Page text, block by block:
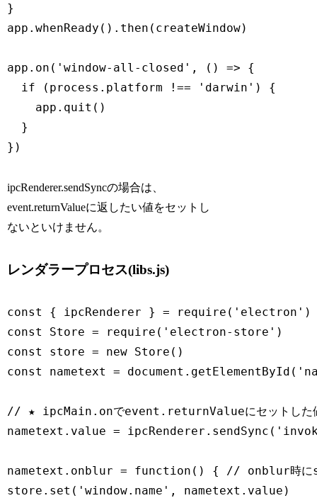
}
app.whenReady().then(createWindow)
app.on('window-all-closed', () => {
  if (process.platform !== 'darwin') {
    app.quit()
  }
})
ipcRenderer.sendSyncの場合は、
event.returnValueに返したい値をセットし
ないといけません。
レンダラープロセス(libs.js)
const { ipcRenderer } = require('electron')
const Store = require('electron-store')
const store = new Store()
const nametext =
// ★ ipcMain.onでevent.returnValueにセットした
nametext.value =
nametext.onblur = function() { // onblur時に
store.set('window.name', nametext.value)